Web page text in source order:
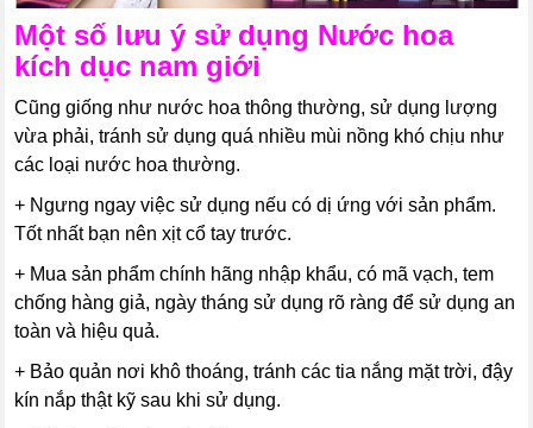
Một số lưu ý sử dụng Nước hoa
kích dục nam giới
Cũng giống như nước hoa thông thường, sử dụng lượng
vừa phải, tránh sử dụng quá nhiều mùi nồng khó chịu như
các loại nước hoa thường.
+ Ngưng ngay việc sử dụng nếu có dị ứng với sản phẩm.
Tốt nhất bạn nên xịt cổ tay trước.
+ Mua sản phẩm chính hãng nhập khẩu, có mã vạch, tem
chống hàng giả, ngày tháng sử dụng rõ ràng để sử dụng an
toàn và hiệu quả.
+ Bảo quản nơi khô thoáng, tránh các tia nắng mặt trời, đậy
kín nắp thật kỹ sau khi sử dụng.